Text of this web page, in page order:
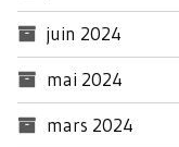
juin 2024
mai 2024
mars 2024